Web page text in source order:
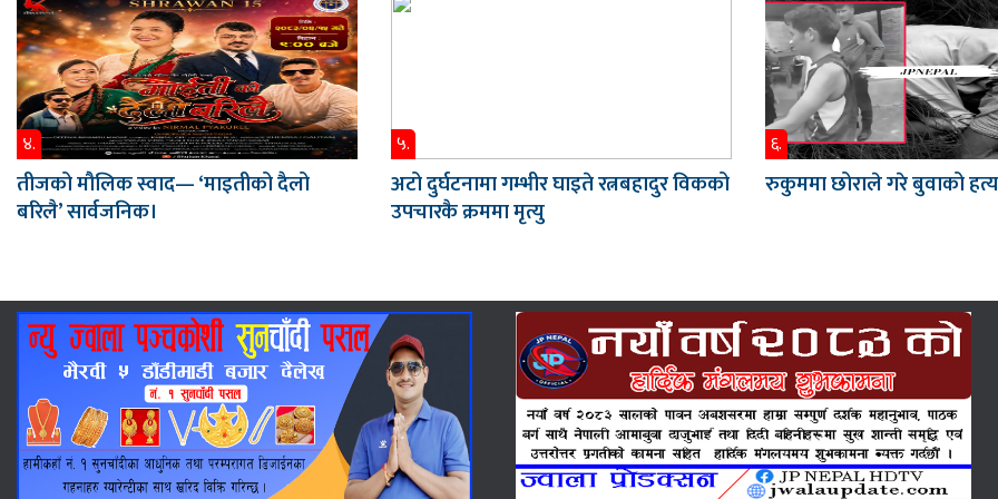
४.
तीजको मौलिक स्वाद— ‘माइतीको दैलो
बरिलै’ सार्वजनिक।
५.
अटो दुर्घटनामा गम्भीर घाइते रत्नबहादुर विकको
उपचारकै क्रममा मृत्यु
६.
रुकुममा छोराले गरे बुवाको